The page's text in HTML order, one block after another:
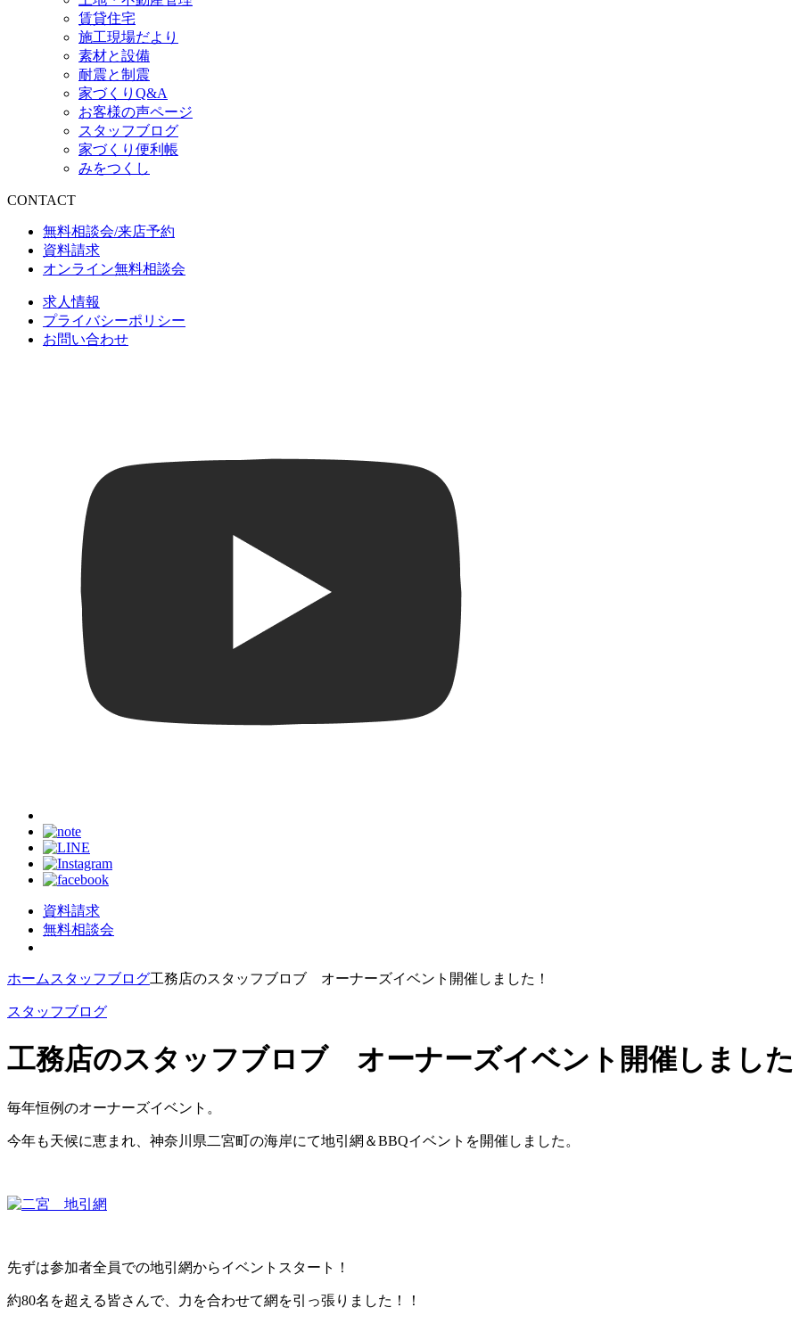
賃貸住宅
施工現場だより
素材と設備
耐震と制震
家づくりQ&A
お客様の声ページ
スタッフブログ
家づくり便利帳
みをつくし
CONTACT
無料相談会/来店予約
資料請求
オンライン無料相談会
求人情報
プライバシーポリシー
お問い合わせ
資料請求
無料相談会
ホーム スタッフブログ工務店のスタッフブロブ オーナーズイベント開催しました！
スタッフブログ
工務店のスタッフブロブ オーナーズイベント開催しまし
毎年恒例のオーナーズイベント。
今年も天候に恵まれ、神奈川県二宮町の海岸にて地引網＆BBQイベントを開催しました。
先ずは参加者全員での地引網からイベントスタート！
約80名を超える皆さんで、力を合わせて網を引っ張りました！！